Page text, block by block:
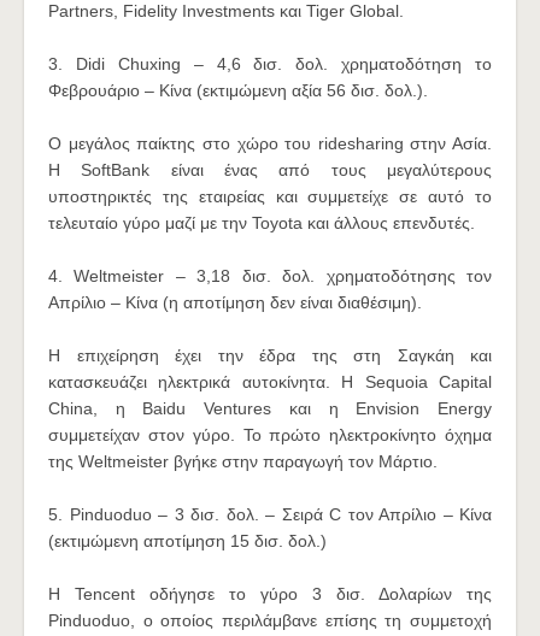
Partners, Fidelity Investments και Tiger Global.
3. Didi Chuxing – 4,6 δισ. δολ. χρηματοδότηση το
Φεβρουάριο – Κίνα (εκτιμώμενη αξία 56 δισ. δολ.).
Ο μεγάλος παίκτης στο χώρο του ridesharing στην Ασία.
Η SoftBank είναι ένας από τους μεγαλύτερους
υποστηρικτές της εταιρείας και συμμετείχε σε αυτό το
τελευταίο γύρο μαζί με την Toyota και άλλους επενδυτές.
4. Weltmeister – 3,18 δισ. δολ. χρηματοδότησης τον
Απρίλιο – Κίνα (η αποτίμηση δεν είναι διαθέσιμη).
Η επιχείρηση έχει την έδρα της στη Σαγκάη και
κατασκευάζει ηλεκτρικά αυτοκίνητα. Η Sequoia Capital
China, η Baidu Ventures και η Envision Energy
συμμετείχαν στον γύρο. Το πρώτο ηλεκτροκίνητο όχημα
της Weltmeister βγήκε στην παραγωγή τον Μάρτιο.
5. Pinduoduo – 3 δισ. δολ. – Σειρά C τον Απρίλιο – Κίνα
(εκτιμώμενη αποτίμηση 15 δισ. δολ.)
H Tencent οδήγησε το γύρο 3 δισ. Δολαρίων της
Pinduoduo, ο οποίος περιλάμβανε επίσης τη συμμετοχή